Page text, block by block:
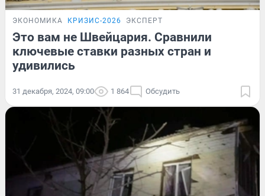
ЭКОНОМИКА КРИЗИС-2026 ЭКСПЕРТ
Это вам не Швейцария. Сравнили
ключевые ставки разных стран и
удивились
31 декабря, 2024, 09:00 1 864 Обсудить